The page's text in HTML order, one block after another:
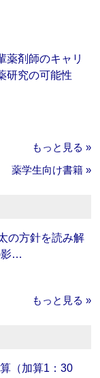
薬剤師のキャリ
研究の可能性
もっと見る »
薬学生向け書籍 »
の方針を読み解
影…
もっと見る »
（加算1：30